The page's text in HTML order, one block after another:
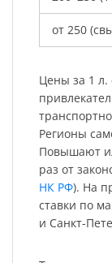
от 250
Цены за 1 л.
Регионы
Повышают
раз от
НК РФ). На
ставки по
и Санкт-